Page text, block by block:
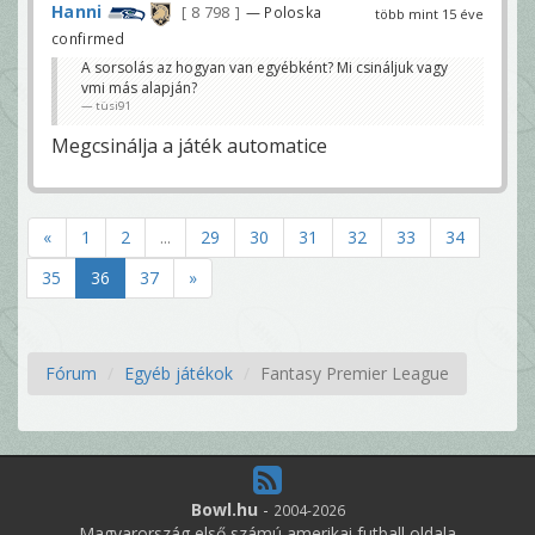
több mint 15 éve
Hanni 8 798
— Poloska
confirmed
A sorsolás az hogyan van egyébként? Mi csináljuk vagy
vmi más alapján?
tüsi91
Megcsinálja a játék automatice
« 1 2 ... 29 30 31 32 33
34
35
36 37 »
Fórum Egyéb játékok Fantasy Premier League
Bowl.hu - 2004-2026